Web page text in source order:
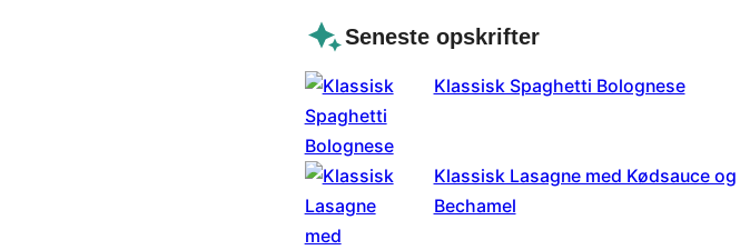
Seneste opskrifter
Klassisk Spaghetti Bolognese
Klassisk Lasagne med Kødsauce og
Bechamel